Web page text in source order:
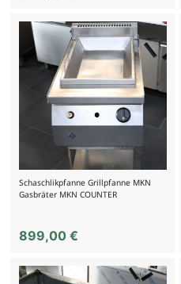
Schaschlikpfanne Grillpfanne MKN
Gasbräter MKN COUNTER
899,00 €